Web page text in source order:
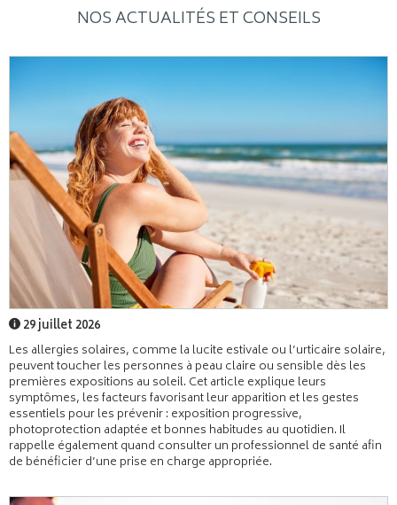
NOS ACTUALITÉS ET CONSEILS
29 juillet 2026
Les allergies solaires, comme la lucite estivale ou l’urticaire solaire,
peuvent toucher les personnes à peau claire ou sensible dès les
premières expositions au soleil. Cet article explique leurs
symptômes, les facteurs favorisant leur apparition et les gestes
essentiels pour les prévenir : exposition progressive,
photoprotection adaptée et bonnes habitudes au quotidien. Il
rappelle également quand consulter un professionnel de santé afin
de bénéficier d’une prise en charge appropriée.